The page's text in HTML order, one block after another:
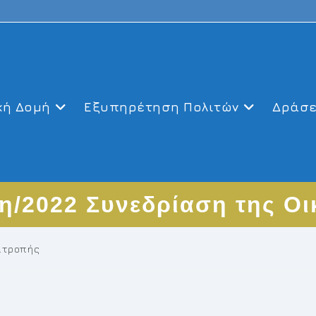
Δομή Εξυπηρέτηση Πολιτών
2022 Συνεδρίαση της